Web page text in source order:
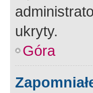
ukryty.
Góra